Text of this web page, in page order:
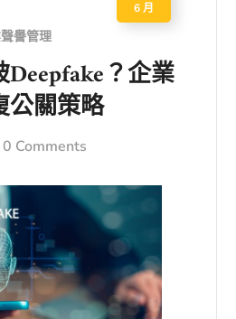
6 月
譽管理
？企業
公關策略
0 Comments